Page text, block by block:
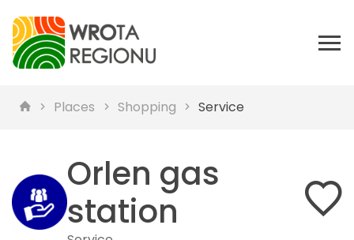
Places Shopping Service
Orlen gas
station